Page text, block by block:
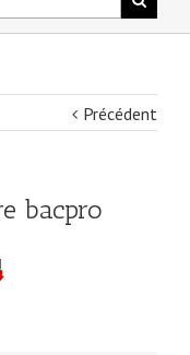
Précédent
bacpro